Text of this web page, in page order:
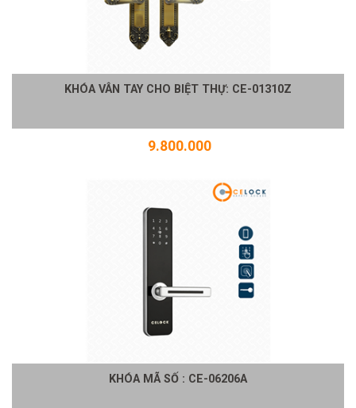
KHÓA VÂN TAY CHO BIỆT THỰ: CE-01310Z
9.800.000
KHÓA MÃ SỐ : CE-06206A